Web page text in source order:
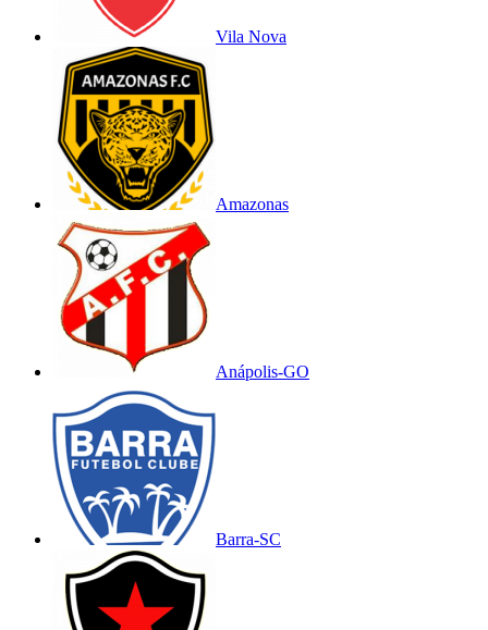
Vila Nova
Amazonas
Anápolis-GO
Barra-SC